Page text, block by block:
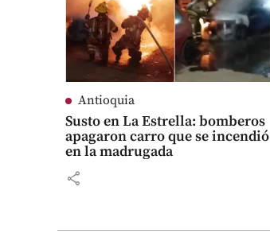
Antioquia
Susto en La Estrella: bomberos
apagaron carro que se incendió
en la madrugada
share